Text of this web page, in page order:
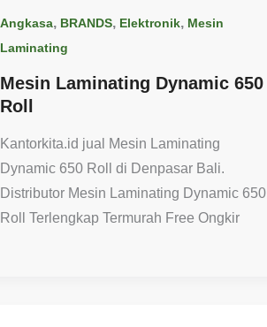
Angkasa, BRANDS, Elektronik, Mesin
Laminating
Mesin Laminating Dynamic 650
Roll
Kantorkita.id jual Mesin Laminating
Dynamic 650 Roll di Denpasar Bali.
Distributor Mesin Laminating Dynamic 650
Roll Terlengkap Termurah Free Ongkir